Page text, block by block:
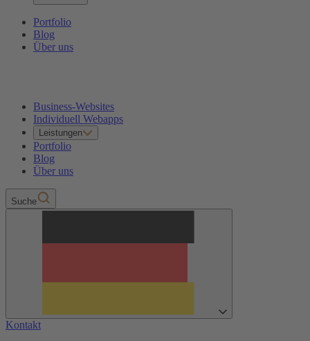
Portfolio
Blog
Über uns
Business-Websites
Individuell Webapps
Leistungen
Portfolio
Blog
Über uns
Suche
Kontakt